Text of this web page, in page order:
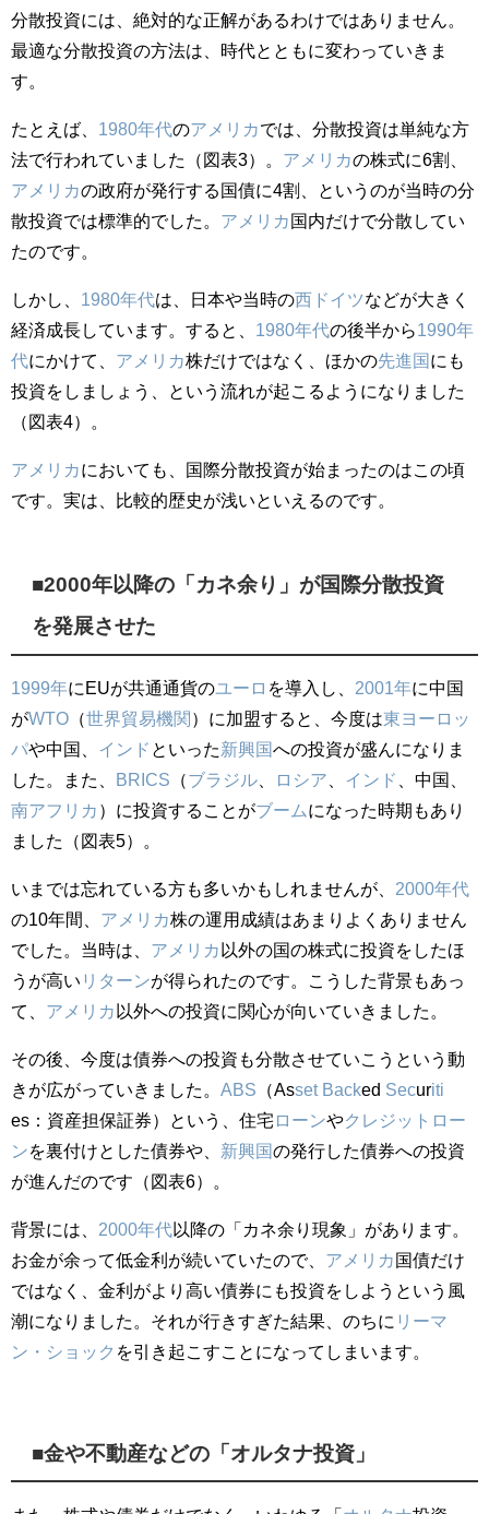
分散投資には、絶対的な正解があるわけではありません。
最適な分散投資の方法は、時代とともに変わっていきま
す。
たとえば、 1980年代のアメリカでは、分散投資は単純な方
法で行われていました（図表3）。 アメリカの株式に6割、
アメリカの政府が発行する国債に4割、というのが当時の分
散投資では標準的でした。 アメリカ 国内だけで分散してい
たのです。
しかし、 1980年代は、日本や当時の西ドイツなどが大きく
経済成長しています。すると、 1980年代の後半から1990年
代にかけて、 アメリカ株だけではなく、ほかの先進国 にも
投資をしましょう、という流れが起こるようになりました
（図表4）。
アメリカにおいても、国際分散投資が始まったのはこの頃
です。実は、比較的歴史が浅いといえるのです。
■2000年以降の「カネ余り」が国際分散投資
を発展させた
1999年にEUが共通通貨のユーロ を導入し、 2001年に中国
がWTO （世界貿易機関 ）に加盟すると、今度は東ヨーロッ
パや中国、 インド といった新興国への投資が盛んになりま
した。また、
BRICS （ブラジル ロシア インド
、中国、
南アフリカ ）に投資することがブームになった時期もあり
ました（図表5）。
いまでは忘れている方も多いかもしれませんが、 2000年代
の10年間、 アメリカ株の運用成績はあまりよくありません
でした。当時は、 アメリカ 以外の国の株式に投資をしたほ
うが高い リターンが得られたのです。こうした背景もあっ
て、 アメリカ 以外への投資に関心が向いていきました。
その後、今度は債券への投資も分散させていこうという動
きが広がっていきました。 ABS （Asset Backed Securiti
es：資産担保証券）という、住宅 ローンやクレジット ロー
ンを裏付けとした債券や、 新興国の発行した債券への投資
が進んだのです（図表6）。
背景には、 2000年代 以降の「カネ余り現象」があります。
お金が余って低金利が続いていたので、 アメリカ 国債だけ
ではなく、金利がより高い債券にも投資をしようという風
潮になりました。それが行きすぎた結果、のちに リーマ
ン・ショック を引き起こすことになってしまいます。
■金や不動産などの「オルタナ投資」